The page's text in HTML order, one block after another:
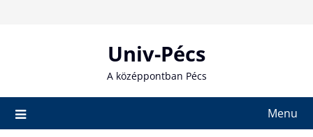
Univ-Pécs
A középpontban Pécs
Menu